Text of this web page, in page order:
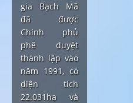
gia Bạch Mã
đã được
Chính phủ
phê duyệt
thành lập vào
năm 1991, có
diện tích
22.031ha và